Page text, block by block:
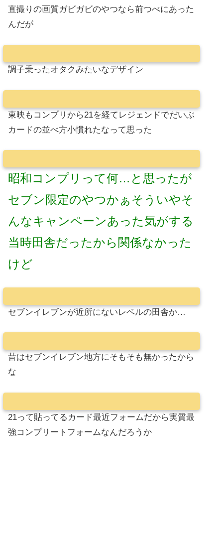
直撮りの画質ガビガビのやつなら前つべにあった
んだが
調子乗ったオタクみたいなデザイン
東映もコンプリから21を経てレジェンドでだいぶ
カードの並べ方小慣れたなって思った
昭和コンプリって何…と思ったが
セブン限定のやつかぁそういやそ
んなキャンペーンあった気がする
当時田舎だったから関係なかった
けど
セブンイレブンが近所にないレベルの田舎か…
昔はセブンイレブン地方にそもそも無かったから
な
21って貼ってるカード最近フォームだから実質最
強コンプリートフォームなんだろうか